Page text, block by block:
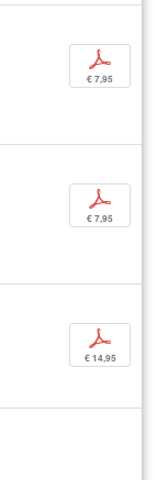
p
€ 7,95
p
€ 7,95
p
€ 14,95